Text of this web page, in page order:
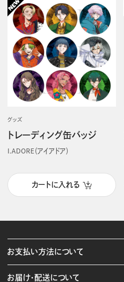
グッズ
トレーディング缶バッジ
I.ADORE（アイアドア）
カートに入れる
お支払い方法について
お届け・配送について